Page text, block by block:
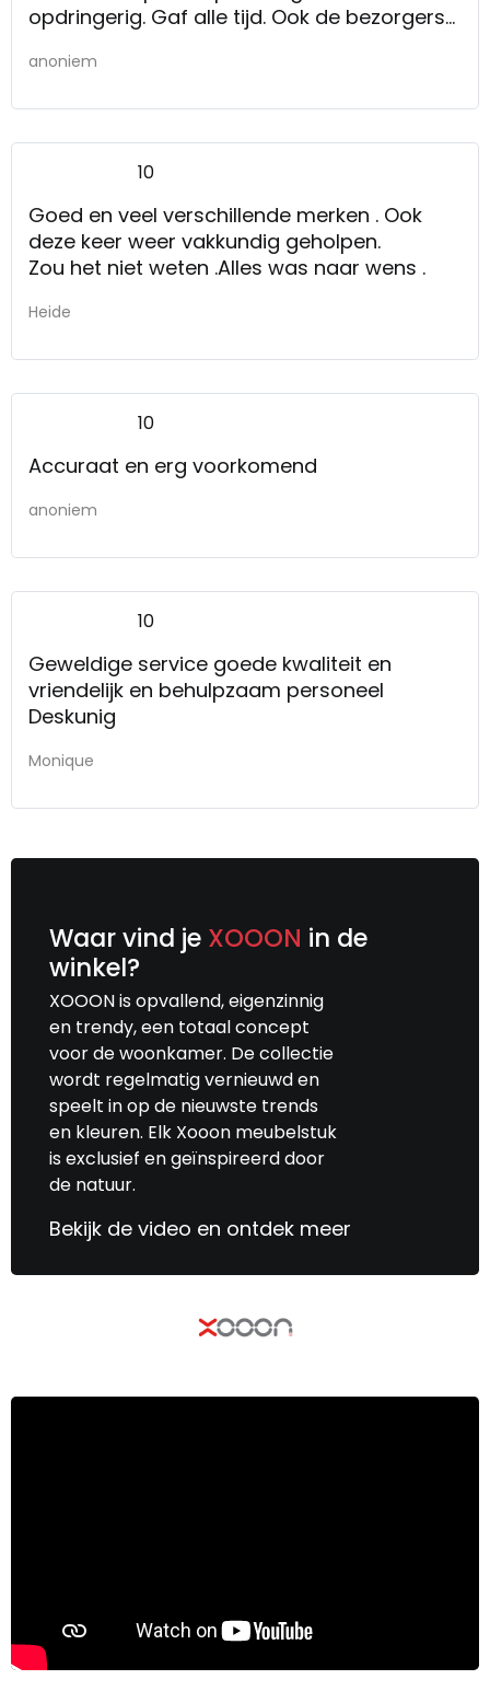
opdringerig. Gaf alle tijd. Ook de bezorgers
meubels, samen alles goed nagekeken,
anoniem
10
Goed en veel verschillende merken . Ook
deze keer weer vakkundig geholpen.
Zou het niet weten .Alles was naar wens .
Heide
10
Accuraat en erg voorkomend
anoniem
10
Geweldige service goede kwaliteit en
vriendelijk en behulpzaam personeel
Deskunig
Monique
Waar vind je XOOON in de
winkel?
XOOON is opvallend, eigenzinnig
en trendy, een totaal concept
voor de woonkamer. De collectie
wordt regelmatig vernieuwd en
speelt in op de nieuwste trends
en kleuren. Elk Xooon meubelstuk
is exclusief en geïnspireerd door
de natuur.
Bekijk de video en ontdek meer